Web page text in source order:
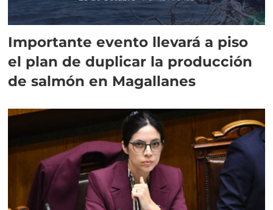
Importante evento llevará a piso
el plan de duplicar la producción
de salmón en Magallanes